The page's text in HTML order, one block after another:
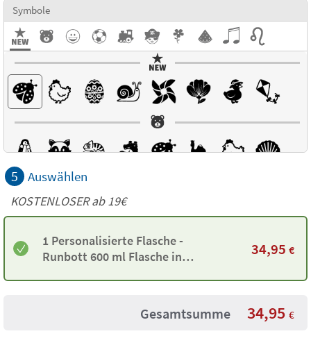
Symbole
5 Auswählen
KOSTENLOSER ab 19€
1 Personalisierte Flasche -
Runbott 600 ml Flasche in
34,95 €
Gesamtsumme 34,95 €